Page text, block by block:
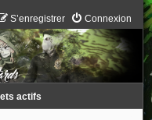
Connexion
S’enregistrer
actifs